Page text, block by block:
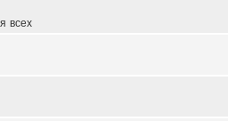
всех